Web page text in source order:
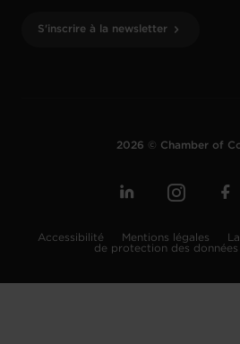
S'inscrire à la newsletter
2026 © Chamber of
Accessibilité Mentions légales
de protection des données